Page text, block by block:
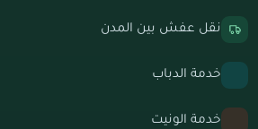
نقل عفش بين المدن
خدمة الدباب
خدمة الونيت